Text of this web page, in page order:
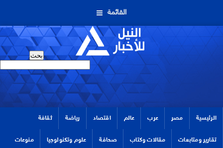
القائمة
الرئيسية مصر عرب عالم اقتصاد رياضة ثقافة
تقارير ومتابعات مقالات وكتاب صحافة علوم وتكنولوجيا منوعات